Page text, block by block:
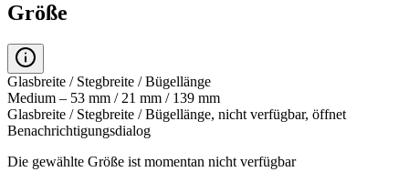
Größe
Glasbreite / Stegbreite / Bügellänge
Medium – 53 mm / 21 mm / 139 mm
Glasbreite / Stegbreite / Bügellänge, nicht verfügbar, öffnet
Benachrichtigungsdialog
Die gewählte Größe ist momentan nicht verfügbar